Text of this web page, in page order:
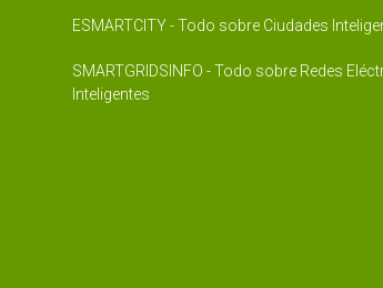
ESMARTCITY - Todo sobre Ciudades
SMARTGRIDSINFO - Todo sobre Redes
Inteligentes